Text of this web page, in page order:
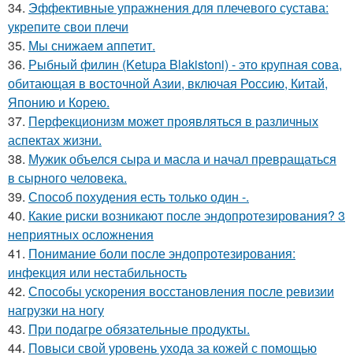
34. Эффективные упражнения для плечевого сустава:
укрепите свои плечи
35. Мы снижаем аппетит.
36. Рыбный филин (Ketupa Blakistoni) - это крупная сова,
обитающая в восточной Азии, включая Россию, Китай,
Японию и Корею.
37. Перфекционизм может проявляться в различных
аспектах жизни.
38. Мужик объелся сыра и масла и начал превращаться
в сырного человека.
39. Способ похудения есть только один -.
40. Какие риски возникают после эндопротезирования? 3
неприятных осложнения
41. Понимание боли после эндопротезирования:
инфекция или нестабильность
42. Способы ускорения восстановления после ревизии
нагрузки на ногу
43. При подагре обязательные продукты.
44. Повыси свой уровень ухода за кожей с помощью